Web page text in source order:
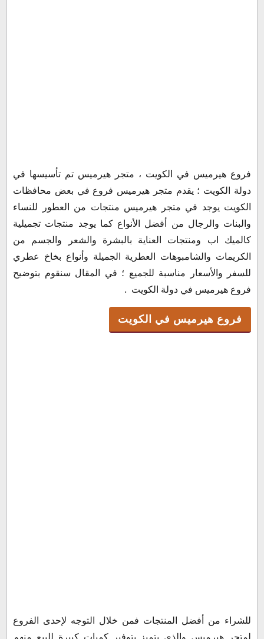
رقم خدمة عملاء متجر هيرميس
مواعيد عمل متجر هيرميس
اسعار هيرميس فى الكويت
فروع هيرميس في الكويت ، متجر هيرميس تم تأسيسها في
دولة الكويت ؛ يقدم متجر هيرميس فروع في بعض محافظات
الكويت يوجد في متجر هيرميس منتجات من العطور للنساء
والبنات والرجال من أفضل الأنواع كما يوجد منتجات تجميلية
كالميك اب ومنتجات العناية بالبشرة والشعر والجسم من
الكريمات والشامبوهات العطرية الجميلة وأنواع بخاخ عطري
للسفر والأسعار مناسبة للجميع ؛ في المقال سنقوم بتوضيح
فروع هيرميس في دولة الكويت .
فروع هيرميس في الكويت
للشراء من أفضل المنتجات فمن خلال التوجه لإحدى الفروع